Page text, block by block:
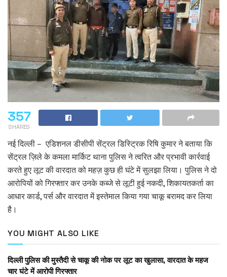
357
SHARES
नई दिल्ली – एडिशनल डीसीपी सेंट्रल डिस्ट्रिक रिषि कुमार ने बताया कि
सेंट्रल ज़िले के कमला मार्किट थाना पुलिस ने त्वरित और प्रभावी कार्रवाई
करते हुए लूट की वारदात को महज़ कुछ ही घंटे में सुलझा लिया। पुलिस ने दो
आरोपियों को गिरफ्तार कर उनके कब्जे से लूटी हुई नकदी, शिकायतकर्ता का
आधार कार्ड, पर्स और वारदात में इस्तेमाल किया गया चाकू बरामद कर लिया
है।
YOU MIGHT ALSO LIKE
दिल्ली पुलिस की मुस्तैदी से चाकू की नोक पर लूट का खुलासा, वारदात के महज
चार घंटे में आरोपी गिरफ्तार